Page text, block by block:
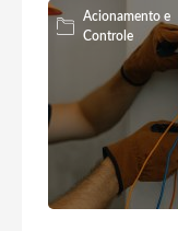
Acionamento e
Controle